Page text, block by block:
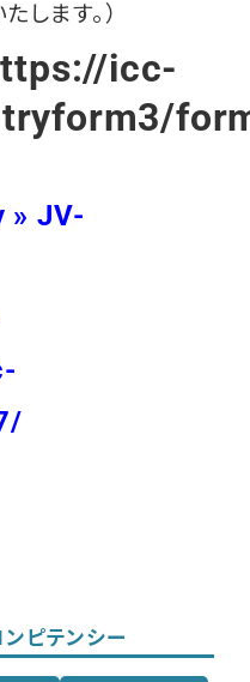
します。）
icc-
» JV-
ンピテンシー